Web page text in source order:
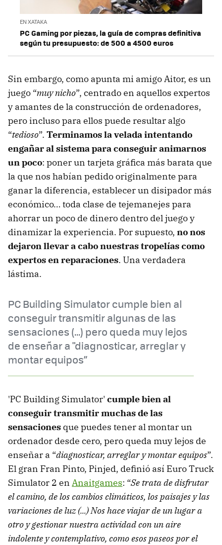
EN XATAKA
PC Gaming por piezas, la guía de compras definitiva
según tu presupuesto: de 500 a 4500 euros
Sin embargo, como apunta mi amigo Aitor, es un
juego “muy nicho”, centrado en aquellos expertos
y amantes de la construcción de ordenadores,
pero incluso para ellos puede resultar algo
“tedioso”. Terminamos la velada intentando
engañar al sistema para conseguir animarnos
un poco: poner un tarjeta gráfica más barata que
la que nos habían pedido originalmente para
ganar la diferencia, establecer un disipador más
económico… toda clase de tejemanejes para
ahorrar un poco de dinero dentro del juego y
dinamizar la experiencia. Por supuesto, no nos
dejaron llevar a cabo nuestras tropelías como
expertos en reparaciones. Una verdadera
lástima.
PC Building Simulator cumple bien al
conseguir transmitir algunas de las
sensaciones (...) pero queda muy lejos
de enseñar a "diagnosticar, arreglar y
montar equipos”
'PC Building Simulator' cumple bien al
conseguir transmitir muchas de las
sensaciones que puedes tener al montar un
ordenador desde cero, pero queda muy lejos de
enseñar a “diagnosticar, arreglar y montar equipos”.
El gran Fran Pinto, Pinjed, definió así Euro Truck
Simulator 2 en Anaitgames: “Se trata de disfrutar
el camino, de los cambios climáticos, los paisajes y las
variaciones de luz (...) Nos hace viajar de un lugar a
otro y gestionar nuestra actividad con un aire
indolente y contemplativo, como esos paseos por el